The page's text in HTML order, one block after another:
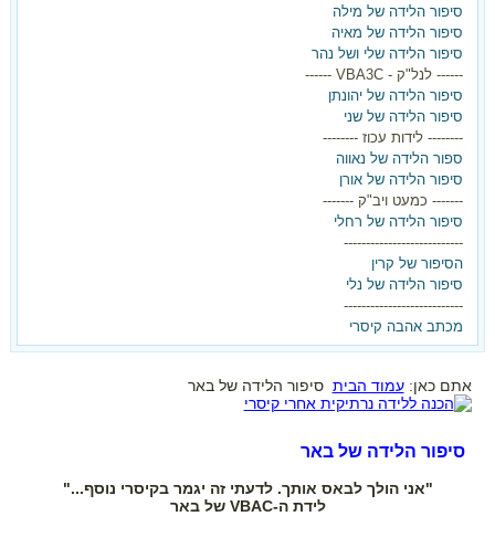
סיפור הלידה של מילה
סיפור הלידה של מאיה
סיפור הלידה שלי ושל נהר
------ לנל"ק - VBA3C ------
סיפור הלידה של יהונתן
סיפור הלידה של שני
-------- לידות עכוז --------
ספור הלידה של נאווה
סיפור הלידה של אורן
------- כמעט ויב"ק -------
סיפור הלידה של רחלי
---------------------------
הסיפור של קרין
סיפור הלידה של נלי
---------------------------
מכתב אהבה קיסרי
אתם כאן:עמוד הבית סיפור הלידה של באר
סיפור הלידה של באר
"אני הולך לבאס אותך. לדעתי זה יגמר בקיסרי נוסף..."
לידת ה-VBAC של באר
הגעת למקום הנכון!
הצטרפי עכשיו לאתר וקבלי את
המדריך ללידה נרתיקית אחרי קיסרי -